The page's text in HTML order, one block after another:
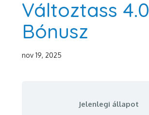
Változtass 4.0
Bónusz
nov 19, 2025
Jelenlegi állapot